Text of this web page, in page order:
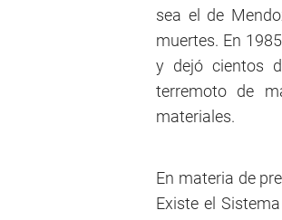
sea el de
muertes. En
y dejó cientos
terremoto de
materiales.
En materia de
Existe el